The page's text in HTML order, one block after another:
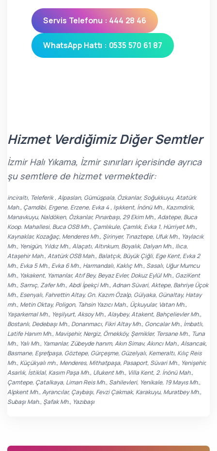
Servis Telefonu : 444 28 46
WhatsApp Hattı : 0535 570 61 87
Hizmet Verdiğimiz Diğer Semtler
İzmir Halı Yıkama, İzmir sınırları içerisinde ayrıca
şu semtlere de hizmet vermektedir:
inciraltı, Teleferik , Alpaslan, Gümüşpala, Özkanlar, Soğukkuyu, Atatürk
Mah., Çamdibi, Ergene, Erzene, Evka 4 , Işıkkent, İnönü Mh., Kazımdirik,
Manavkuyu, Naldöken, Özkanlar, Pınarbaşı, 29 Ekim Mh., Adatepe, Buca
Koop. Mahallesi, Buca OSB Mh., Çamlıkule, Çamlık, Evka 1, Hürriyet Mh.,
Kaynaklar, Kozağaç, Menderes Mh., Şirinyer, Tınaztepe, Ufuk Mh., Yaylacık
Mh., Yenigün, Yıldız Mh., Alaçatı, Altınkum, Boyalık, Dalyan Mh., Ilıca,
Ataşehir Mah., Atatürk OSB Mah., Balatçık, Büyük Çiğli, Ege Kent, Evka 2
Mh., Evka 5 Mh., Evka 6 Mh., Harmandalı, Kaklıç Mh., Sasalı, Uğur Mumcu
Mh., Yakakent, Yamanlar, Atıf Bey, Beyaz Evler, Dokuz Eylül Mh., GaziKent
Mh., Sarnıç, Zafer Mh., Abdi İpekçi Mh., Adnan Süvari, Aktepe, Bahriye Üçok
Mh., Esenyalı, Fahrettin Altay, Gn. Kazım Özalp, Gülyaka, Günaltay, Hatay
mh., Metin Oktay, Poligon, Tahsin Yazıcı Mah., Üçkuyular, Vatan Mh.,
Yaşarkemal Mh., Yeşilyurt, Aksoy Mh., Alaybey, Atakent, Bahçelievler Mh.,
Bostanlı, Dedebaşı Mh., Donanmacı, Fikri Altay Mh., Goncalar Mh., İmbatlı,
Latife Hanım Mh., Mavişehir, Nergiz, Örnekköy, Şemikler, Tersane Mh., Tuna
Mh., Yalı Mh., Yamanlar, Zübeyde hanım, Akın Simav, Akıncı Mah., Alsancak,
Basmane, Eşrefpaşa, Göztepe, Gürçeşme, Güzelyalı, Kemeraltı, Kılıç Reis
Mh., Küçükyalı mh., Menderes, Mithatpaşa, Pasaport, Süvari Mh., Yenişehir,
Asarlık, İstiklal, Kasım Paşa Mh., Ulukent Mh., Villa Kent, 2. İnönü Mah.,
Çamtepe, Çatalkaya, Liman Reis Mh., Sahilevleri, Yenikale, 19 Mayıs Mh.,
Alpkent Mh., Ayrancılar, Çaybaşı, Fevzi Çakmak, Karakuyu, Muratbey Mh.,
Subaşı Mah., Şafak Mh., Yazıbaşı